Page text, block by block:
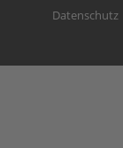
Datenschutz